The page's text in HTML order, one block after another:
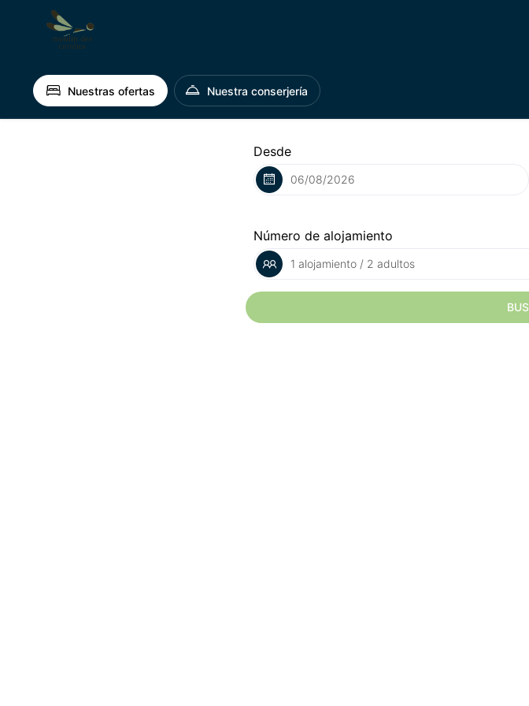
Nuestras ofertas Nuestra conserjería
Desde
Número de alojamiento
1 alojamiento / 2 adultos